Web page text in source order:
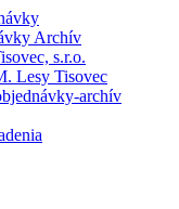
Archív
s.r.o.
Lesy Tisovec
archív